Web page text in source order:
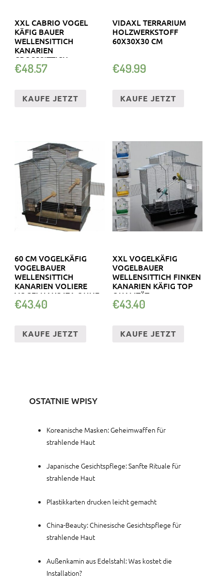
XXL CABRIO VOGEL
KÄFIG BAUER
WELLENSITTICH
KANARIEN
GROSSSITTICH V
OGELHAUS NEU
€48.57
KAUFE JETZT
VIDAXL TERRARIUM
HOLZWERKSTOFF
60X30X30 CM
€49.99
KAUFE JETZT
60 CM VOGELKÄFIG
VOGELBAUER
WELLENSITTICH
KANARIEN VOLIERE
VOGELHAUS IZA OHNE.
€43.40
KAUFE JETZT
XXL VOGELKÄFIG
VOGELBAUER
WELLENSITTICH FINKEN
KANARIEN KÄFIG TOP
QUALITÄT
€43.40
KAUFE JETZT
OSTATNIE WPISY
Koreanische Masken: Geheimwaffen für
strahlende Haut
Japanische Gesichtspflege: Sanfte Rituale für
strahlende Haut
Plastikkarten drucken leicht gemacht
China-Beauty: Chinesische Gesichtspflege für
strahlende Haut
Außenkamin aus Edelstahl: Was kostet die
Installation?